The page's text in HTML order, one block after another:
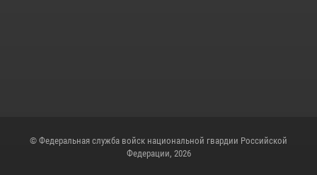
© Федеральная служба войск национальной гвардии Российской
Федерации, 2026